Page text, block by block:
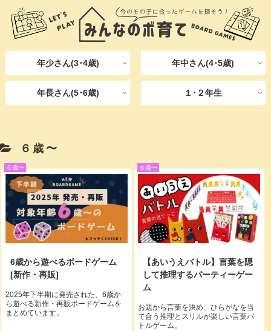
年少さん(3･4歳) 年中さん(4･5歳)
年長さん(5･6歳) １･２年生
６歳〜
６歳〜
6歳から遊べるボードゲーム
[新作・再販]
2025年下半期に発売された、6歳か
ら遊べる新作・再販ボードゲームを
まとめています。
６歳〜
【あいうえバトル】言葉を隠
して推理するパーティーゲー
ム
お題から言葉を決め、ひらがなを当
て合う推理とスリルが楽しい言葉バ
トルゲーム。